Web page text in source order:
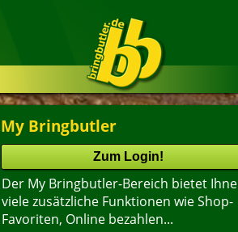
My Bringbutler
Der My Bringbutler-Bereich bietet
viele zusätzliche Funktionen wie Shop-
Favoriten, Online bezahlen...